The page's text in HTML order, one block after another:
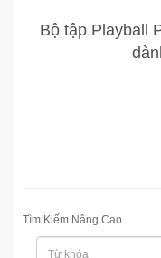
Bộ tập Playball
Tìm Kiếm Nâng Cao